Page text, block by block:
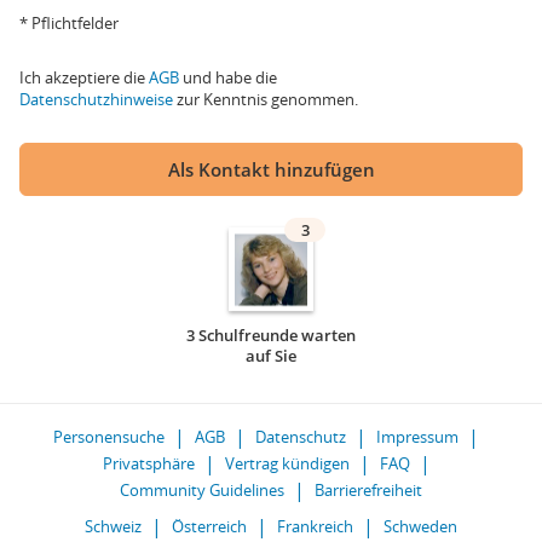
* Pflichtfelder
Ich akzeptiere dieAGB und habe die
Datenschutzhinweisezur Kenntnis genommen.
Als Kontakt hinzufügen
3
3 Schulfreunde warten
auf Sie
Personensuche AGB Datenschutz
Impressum
Privatsphäre
Vertrag kündigen
FAQ
Community Guidelines
Barrierefreiheit
Schweiz
Österreich Frankreich Schweden